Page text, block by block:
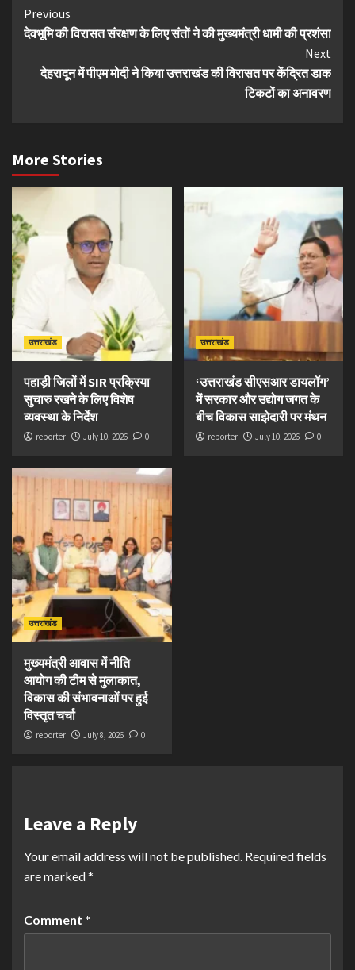
Continue
Reading
Previous
देवभूमि की विरासत संरक्षण के लिए संतों ने की मुख्यमंत्री धामी की प्रशंसा
Next
देहरादून में पीएम मोदी ने किया उत्तराखंड की विरासत पर केंद्रित डाक
टिकटों का अनावरण
More Stories
उत्तराखंड
पहाड़ी जिलों में SIR प्रक्रिया
सुचारु रखने के लिए विशेष
व्यवस्था के निर्देश
reporter July 10, 2026 0
उत्तराखंड
‘उत्तराखंड सीएसआर डायलॉग’
में सरकार और उद्योग जगत के
बीच विकास साझेदारी पर मंथन
reporter July 10, 2026 0
उत्तराखंड
मुख्यमंत्री आवास में नीति
आयोग की टीम से मुलाकात,
विकास की संभावनाओं पर हुई
विस्तृत चर्चा
reporter July 8, 2026 0
Leave a Reply
Your email address will not be published. Required fields
are marked*
Comment *